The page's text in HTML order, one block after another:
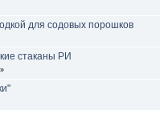
для содовых порошков
стаканы РИ
»